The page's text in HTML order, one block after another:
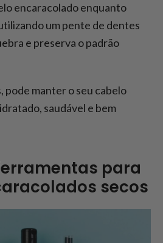
encaracolado enquanto
um pente de dentes
e preserva o padrão
pode manter o seu cabelo
saudável e bem
para
secos